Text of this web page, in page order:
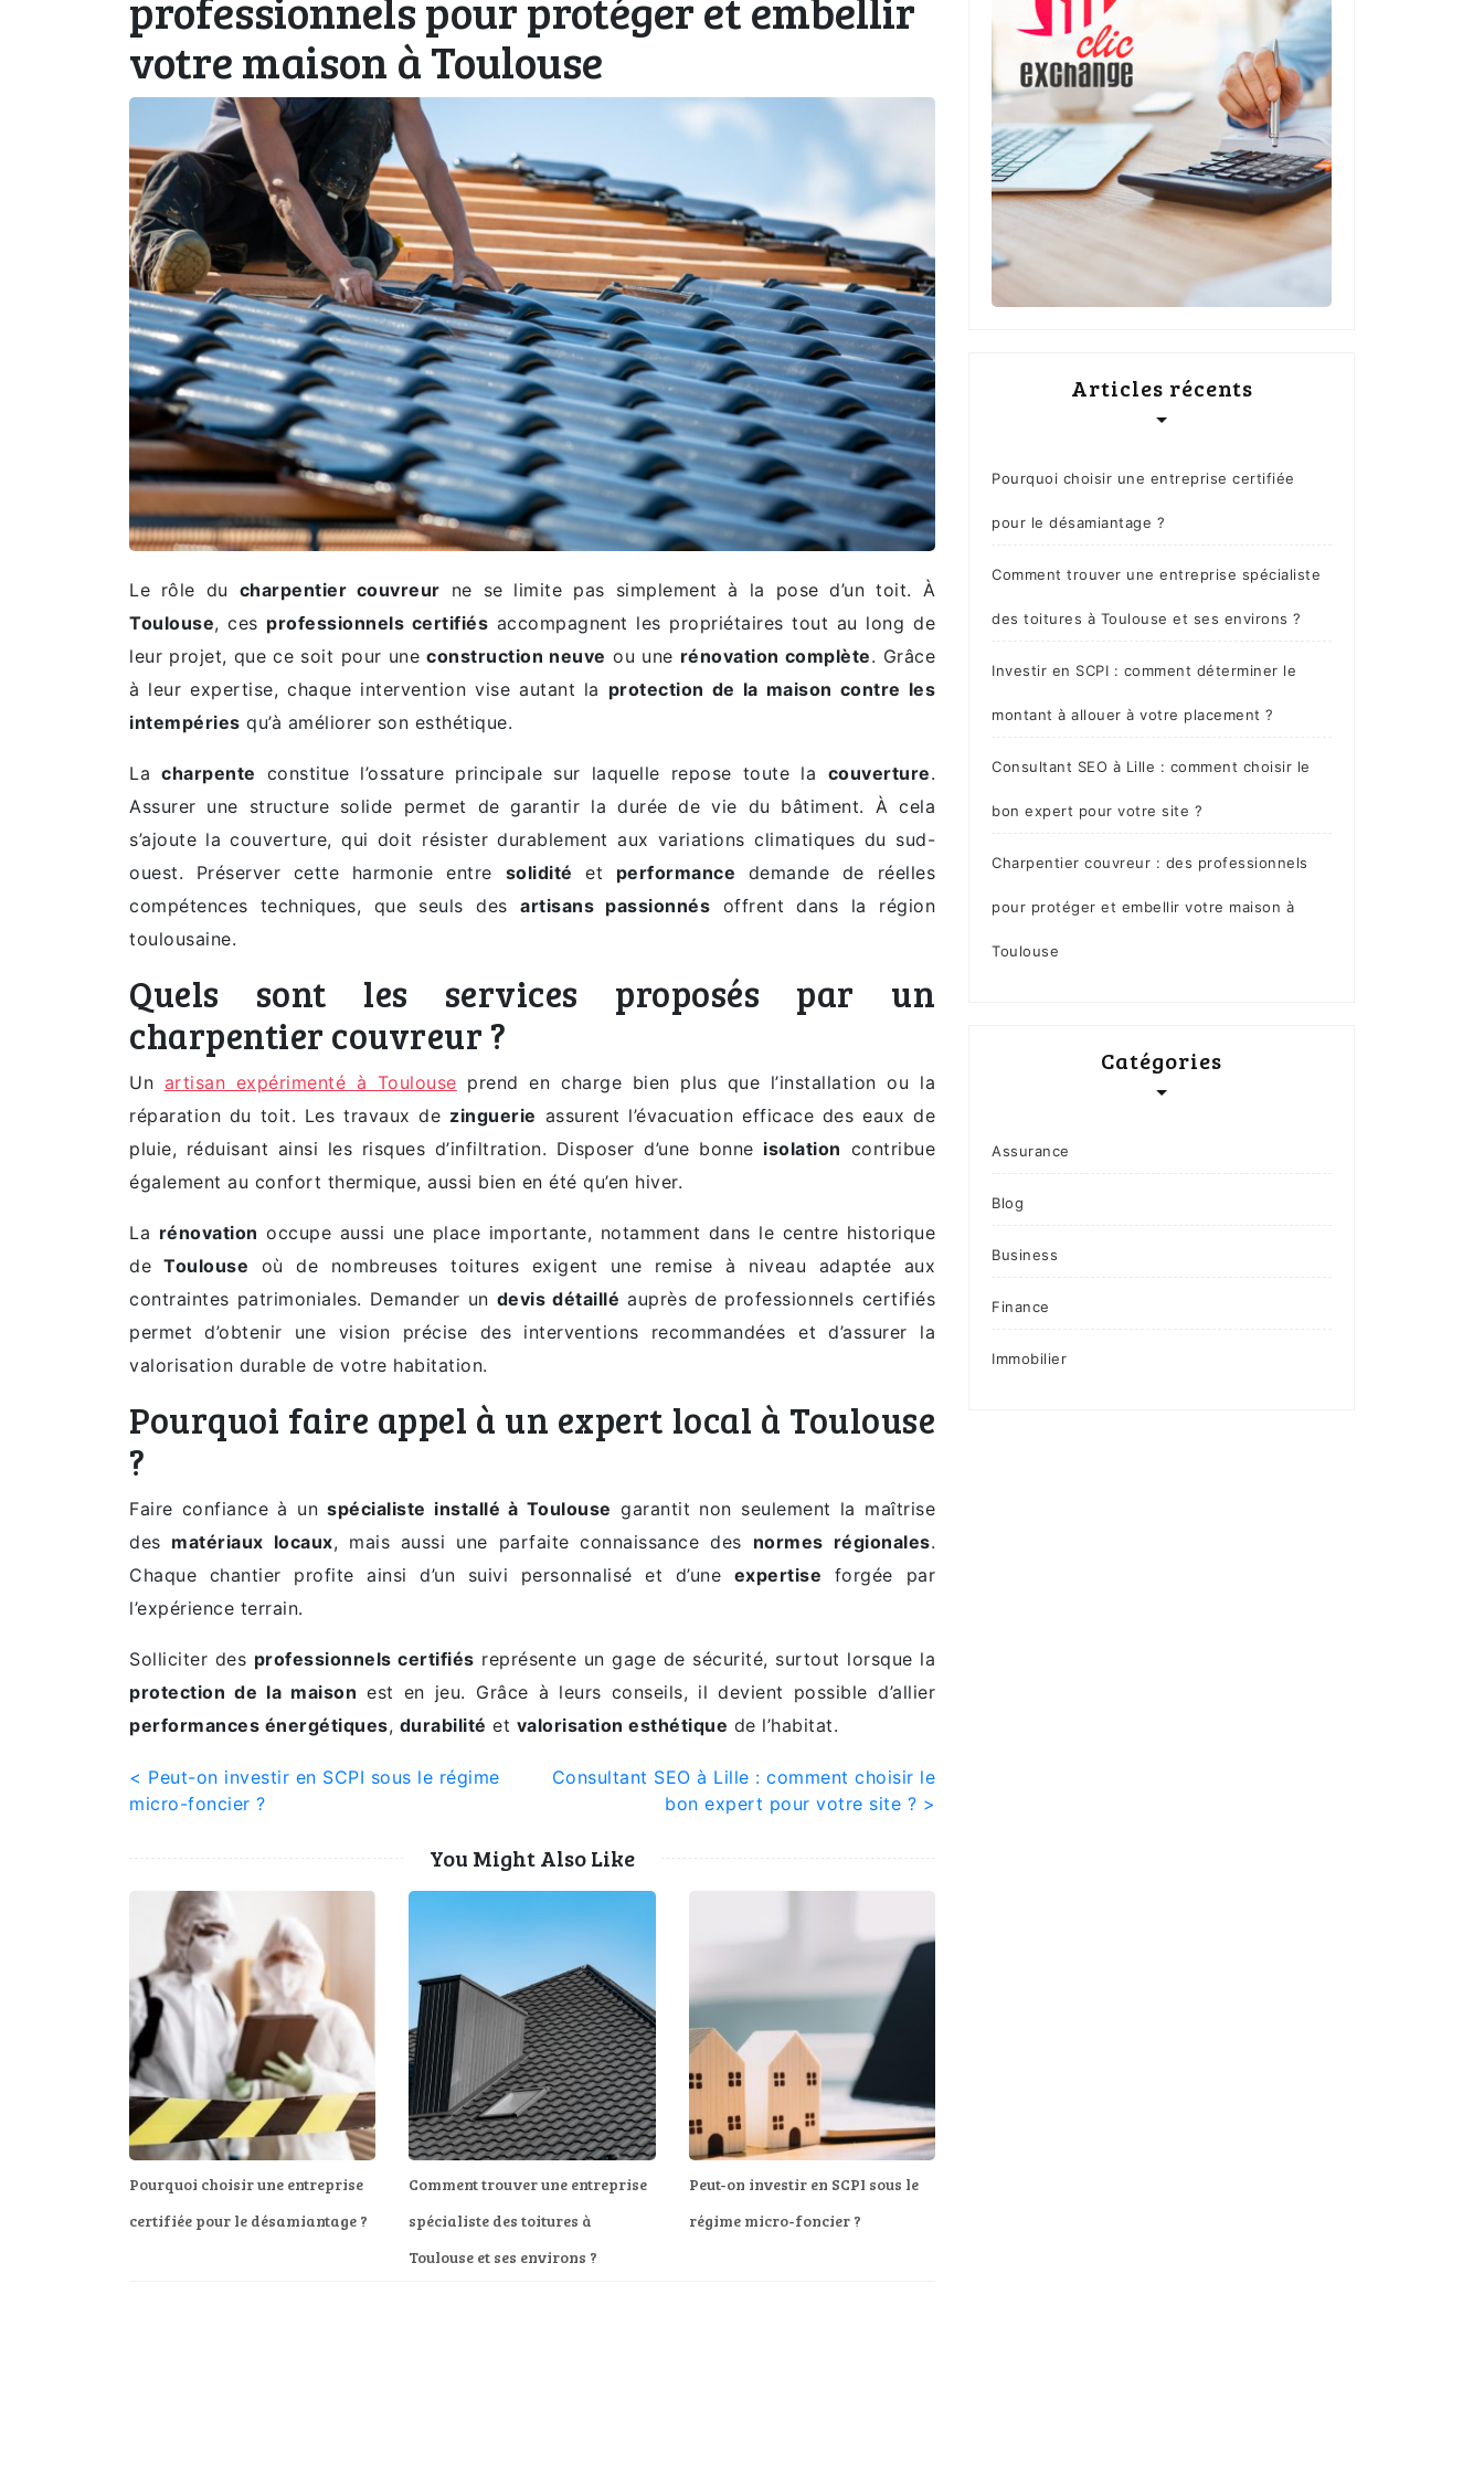
votre maison à Toulouse
Le rôle du charpentier couvreur ne se limite pas simplement à la pose d’un toit. À
Toulouse, ces professionnels certifiés accompagnent les propriétaires tout au long de
leur projet, que ce soit pour uneconstruction neuve ou une rénovation complète. Grâce
à leur expertise, chaque intervention vise autant la protection de la maison contre les
intempéries qu’à améliorer son esthétique.
Lacharpente constitue l’ossature principale sur laquelle repose toute la couverture.
Assurer une structure solide permet de garantir la durée de vie du bâtiment. À cela
s’ajoute la couverture, qui doit résister durablement aux variations climatiques du sud-
ouest. Préserver cette harmonie entre solidité et performance demande de réelles
compétences techniques, que seuls des artisans passionnés offrent dans la région
toulousaine.
Quels sont les services proposés par un
charpentier couvreur ?
Un artisan expérimenté à Toulouse prend en charge bien plus que l’installation ou la
réparation du toit. Les travaux de zinguerie assurent l’évacuation efficace des eaux de
pluie, réduisant ainsi les risques d’infiltration. Disposer d’une bonne isolation contribue
également au confort thermique, aussi bien en été qu’en hiver.
La rénovation occupe aussi une place importante, notamment dans le centre historique
deToulouse où de nombreuses toitures exigent une remise à niveau adaptée aux
contraintes patrimoniales. Demander un devis détaillé auprès de professionnels certifiés
permet d’obtenir une vision précise des interventions recommandées et d’assurer la
valorisation durable de votre habitation.
Pourquoi faire appel à un expert local à Toulouse
?
Faire confiance à unspécialiste installé à Toulouse garantit non seulement la maîtrise
des matériaux locaux, mais aussi une parfaite connaissance des normes régionales.
Chaque chantier profite ainsi d’un suivi personnalisé et d’une expertise forgée par
l’expérience terrain.
Solliciter des professionnels certifiés représente un gage de sécurité, surtout lorsque la
protection de la maison est en jeu. Grâce à leurs conseils, il devient possible d’allier
performances énergétiques, durabilité et valorisation esthétique de l’habitat.
Navigation
de
< Peut-on investir en SCPI sous le régime
micro-foncier ?
Consultant SEO à Lille : comment choisir le
bon expert pour votre site ? >
You Might Also Like
Pourquoi choisir une entreprise
certifiée pour le désamiantage ?
Comment trouver une entreprise
spécialiste des toitures à
Toulouse et ses environs ?
Peut-on investir en SCPI sous le
régime micro-foncier ?
Articles récents
Pourquoi choisir une entreprise certifiée
pour le désamiantage ?
Comment trouver une entreprise spécialiste
des toitures à Toulouse et ses environs ?
Investir en SCPI : comment déterminer le
montant à allouer à votre placement ?
Consultant SEO à Lille : comment choisir le
bon expert pour votre site ?
Charpentier couvreur : des professionnels
pour protéger et embellir votre maison à
Toulouse
Catégories
Assurance
Blog
Business
Finance
Immobilier